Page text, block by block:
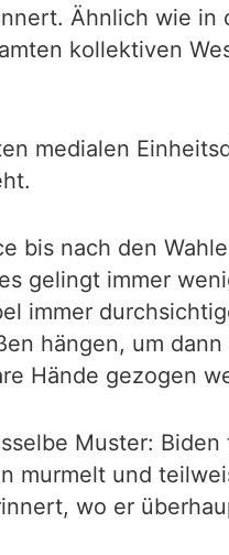
Ähnlich wie in
kollektiven
medialen
bis nach den
gelingt immer
immer
hängen, um
Hände gezogen
Muster:
murmelt und
wo er